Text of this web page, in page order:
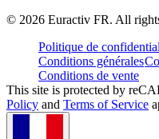
© 2026 Euractiv FR. All
Politique de
Conditions générales
Conditions de vente
This site is protected by
Policy and Terms of Service